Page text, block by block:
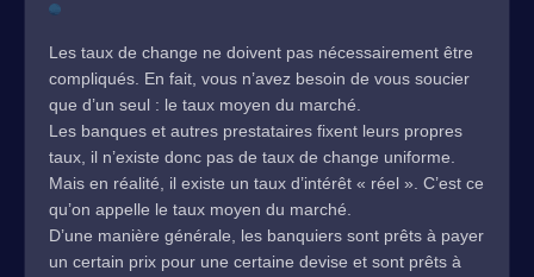
Les taux de change ne doivent pas nécessairement être
compliqués. En fait, vous n’avez besoin de vous soucier
que d’un seul : le taux moyen du marché.
Les banques et autres prestataires fixent leurs propres
taux, il n’existe donc pas de taux de change uniforme.
Mais en réalité, il existe un taux d’intérêt « réel ». C’est ce
qu’on appelle le taux moyen du marché.
D’une manière générale, les banquiers sont prêts à payer
un certain prix pour une certaine devise et sont prêts à